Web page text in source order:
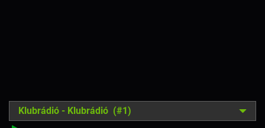
Klubrádió - Klubrádió (#1)